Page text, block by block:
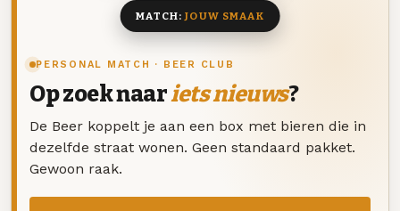
PERSONAL MATCH · BEER CLUB
Op zoek naariets nieuws?
De Beer koppelt je aan een box met bieren die in
dezelfde straat wonen. Geen standaard pakket.
Gewoon raak.
MATCH:JOUW SMAAK